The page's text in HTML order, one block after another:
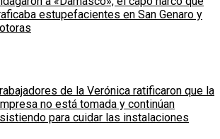
estupefacientes en San Genaro y
de la Verónica ratificaron que la
no está tomada y continúan
para cuidar las instalaciones